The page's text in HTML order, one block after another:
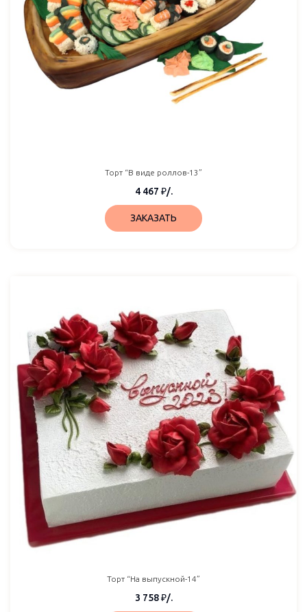
Торт “В виде роллов-13”
4 467 ₽/.
ЗАКАЗАТЬ
Торт “На выпускной-14”
3 758₽/.